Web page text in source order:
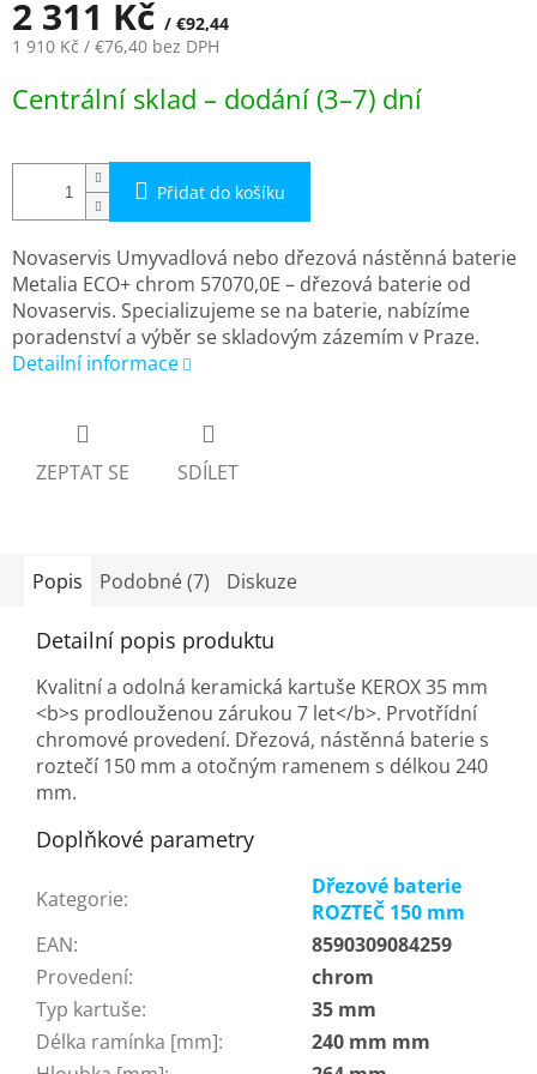
2 311 Kč / €92,44
1 910 Kč / €76,40 bez DPH
cena:
Centrální sklad – dodání (3–7) dní
Přidat do košíku
Novaservis Umyvadlová nebo dřezová nástěnná baterie
Metalia ECO+ chrom 57070,0E – dřezová baterie od
Novaservis. Specializujeme se na baterie, nabízíme
poradenství a výběr se skladovým zázemím v Praze.
Detailní informace
ZEPTAT SE SDÍLET
Popis Podobné (7) Diskuze
Detailní popis produktu
Kvalitní a odolná keramická kartuše KEROX 35 mm
<b>s prodlouženou zárukou 7 let</b>. Prvotřídní
chromové provedení. Dřezová, nástěnná baterie s
roztečí 150 mm a otočným ramenem s délkou 240
mm.
Doplňkové parametry
Kategorie:
Dřezové baterie
ROZTEČ 150 mm
EAN:
8590309084259
Provedení:
chrom
Typ kartuše:
35 mm
Délka ramínka [mm]:
240 mm mm